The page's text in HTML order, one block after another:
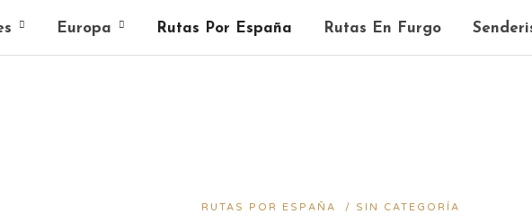
Europa Rutas Por España Rutas En Furgo
RUTAS POR ESPAÑA / SIN CATEGORÍA